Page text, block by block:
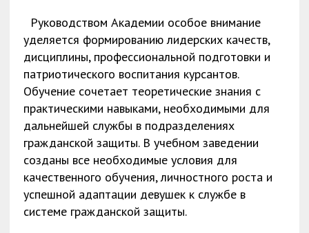
Руководством Академии особое внимание
уделяется формированию лидерских качеств,
дисциплины, профессиональной подготовки и
патриотического воспитания курсантов.
Обучение сочетает теоретические знания с
практическими навыками, необходимыми для
дальнейшей службы в подразделениях
гражданской защиты. В учебном заведении
созданы все необходимые условия для
качественного обучения, личностного роста и
успешной адаптации девушек к службе в
системе гражданской защиты.